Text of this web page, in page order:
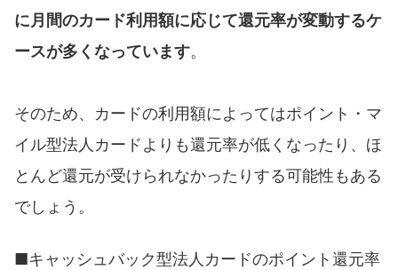
に月間のカード利用額に応じて還元率が変動するケ
ースが多くなっています。
そのため、カードの利用額によってはポイント・マ
イル型法人カードよりも還元率が低くなったり、ほ
とんど還元が受けられなかったりする可能性もある
でしょう。
■キャッシュバック型法人カードのポイント還元率